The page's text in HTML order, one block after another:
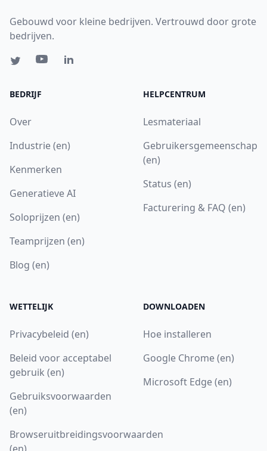
Gebouwd voor kleine bedrijven. Vertrouwd door grote
bedrijven.
BEDRIJF
Over
Industrie (en)
Kenmerken
Generatieve AI
Soloprijzen (en)
Teamprijzen (en)
Blog (en)
HELPCENTRUM
Lesmateriaal
Gebruikersgemeenschap
(en)
Status (en)
Facturering & FAQ (en)
WETTELIJK
Privacybeleid (en)
Beleid voor acceptabel
gebruik (en)
Gebruiksvoorwaarden
(en)
Browseruitbreidingsvoorwaarden
DOWNLOADEN
Hoe installeren
Google Chrome (en)
Microsoft Edge (en)